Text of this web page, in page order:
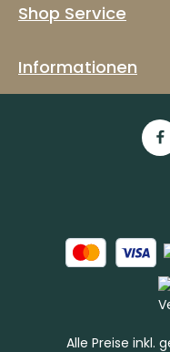
Shop Service
Informationen
Alle Preise inkl.